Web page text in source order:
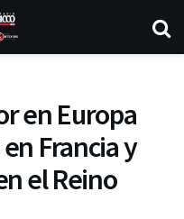
en Europa
Francia y
el Reino